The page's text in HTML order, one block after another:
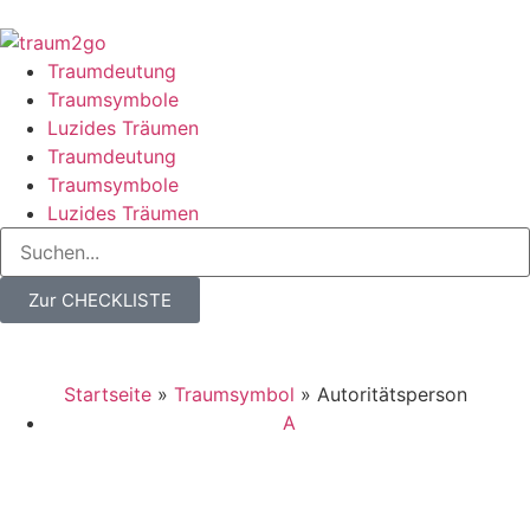
Traumdeutung
Traumsymbole
Luzides Träumen
Traumdeutung
Traumsymbole
Luzides Träumen
Zur CHECKLISTE
Startseite» Traumsymbol » Autoritätsperson
A